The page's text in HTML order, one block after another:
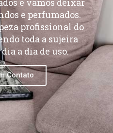
e perfumados.
profissional do
toda a sujeira
a dia de uso.
Contato